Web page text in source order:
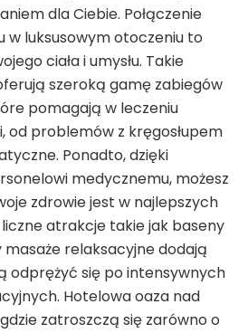
dla Ciebie. Połączenie
w luksusowym otoczeniu to
ciała i umysłu. Takie
szeroką gamę zabiegów
pomagają w leczeniu
od problemów z kręgosłupem
Ponadto, dzięki
medycznemu, możesz
zdrowie jest w najlepszych
atrakcje takie jak baseny
relaksacyjne dodają
odprężyć się po intensywnych
Hotelowa oaza nad
zatroszczą się zarówno o